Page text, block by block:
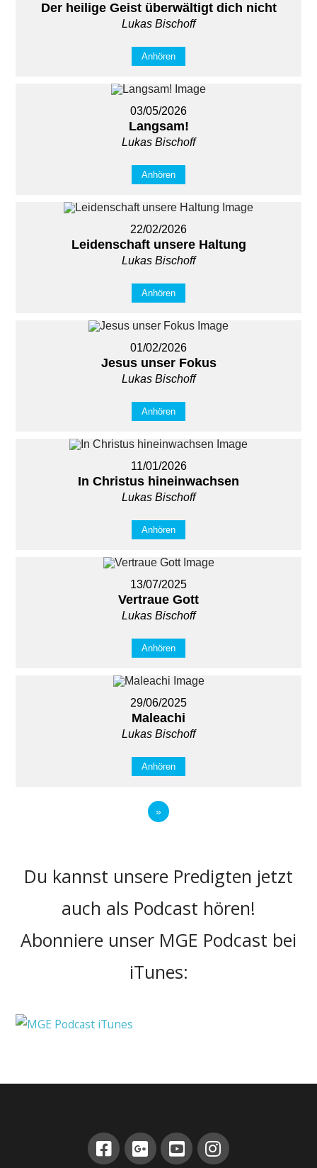
Der heilige Geist überwältigt dich nicht
Lukas Bischoff
Anhören
03/05/2026
Langsam!
Lukas Bischoff
Anhören
22/02/2026
Leidenschaft unsere Haltung
Lukas Bischoff
Anhören
01/02/2026
Jesus unser Fokus
Lukas Bischoff
Anhören
11/01/2026
In Christus hineinwachsen
Lukas Bischoff
Anhören
13/07/2025
Vertraue Gott
Lukas Bischoff
Anhören
29/06/2025
Maleachi
Lukas Bischoff
Anhören
»
Du kannst unsere Predigten jetzt
auch als Podcast hören!
Abonniere unser MGE Podcast bei
iTunes: